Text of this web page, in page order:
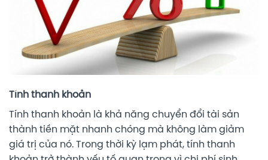
Tính thanh khoản
Tính thanh khoản là khả năng chuyển đổi tài sản
thành tiền mặt nhanh chóng mà không làm giảm
giá trị của nó. Trong thời kỳ lạm phát, tính thanh